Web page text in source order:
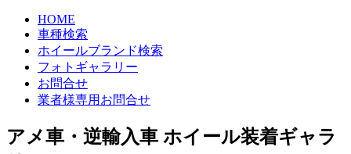
HOME
車種検索
ホイールブランド検索
フォトギャラリー
お問合せ
業者様専用お問合せ
アメ車・逆輸入車 ホイール装着ギャラ